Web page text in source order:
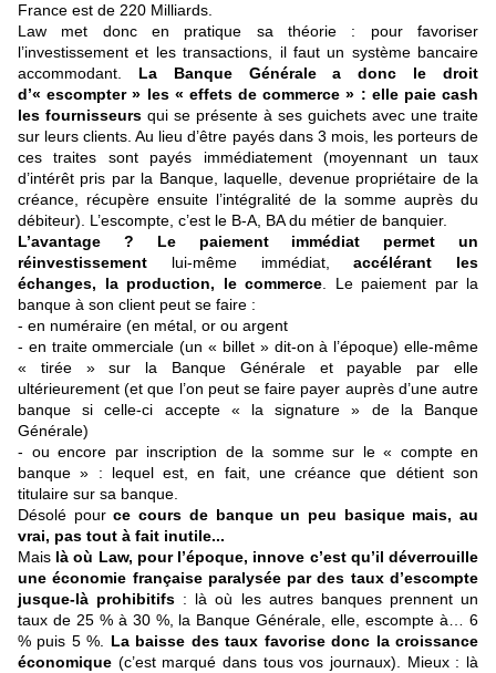
France est de 220 Milliards.
Law met donc en pratique sa théorie : pour favoriser
l’investissement et les transactions, il faut un système bancaire
accommodant. La Banque Générale a donc le droit
d’« escompter » les « effets de commerce » : elle paie cash
les fournisseurs qui se présente à ses guichets avec une traite
sur leurs clients. Au lieu d’être payés dans 3 mois, les porteurs de
ces traites sont payés immédiatement (moyennant un taux
d’intérêt pris par la Banque, laquelle, devenue propriétaire de la
créance, récupère ensuite l’intégralité de la somme auprès du
débiteur). L’escompte, c’est le B-A, BA du métier de banquier.
L’avantage ? Le paiement immédiat permet un
réinvestissement lui-même immédiat,accélérant les
échanges, la production, le commerce . Le paiement par la
banque à son client peut se faire :
- en numéraire (en métal, or ou argent
- en traite ommerciale (un « billet » dit-on à l’époque) elle-même
« tirée » sur la Banque Générale et payable par elle
ultérieurement (et que l’on peut se faire payer auprès d’une autre
banque si celle-ci accepte « la signature » de la Banque
Générale)
- ou encore par inscription de la somme sur le « compte en
banque » : lequel est, en fait, une créance que détient son
titulaire sur sa banque.
Désolé pource cours de banque un peu basique mais, au
vrai, pas tout à fait inutile...
Mais là où Law, pour l’époque, innove c’est qu’il déverrouille
une économie française paralysée par des taux d’escompte
jusque-là prohibitifs : là où les autres banques prennent un
taux de 25 % à 30 %, la Banque Générale, elle, escompte à… 6
% puis 5 %. La baisse des taux favorise donc la croissance
économique (c’est marqué dans tous vos journaux). Mieux : là